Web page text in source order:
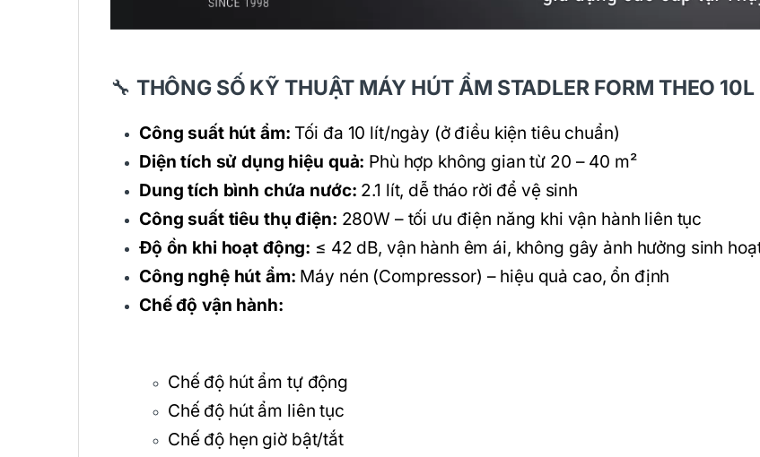
🔧 THÔNG SỐ KỸ THUẬT MÁY HÚT ẨM STADLER FORM THEO 10L
Công suất hút ẩm: Tối đa 10 lít/ngày (ở điều kiện tiêu chuẩn)
Diện tích sử dụng hiệu quả: Phù hợp không gian từ 20 – 40 m²
Dung tích bình chứa nước: 2.1 lít, dễ tháo rời để vệ sinh
Công suất tiêu thụ điện: 280W – tối ưu điện năng khi vận hành liên tục
Độ ồn khi hoạt động: ≤ 42 dB, vận hành êm ái, không gây ảnh hưởng sinh
Công nghệ hút ẩm: Máy nén (Compressor) – hiệu quả cao, ổn định
Chế độ vận hành:
Chế độ hút ẩm tự động
Chế độ hút ẩm liên tục
Chế độ hẹn giờ bật/tắt